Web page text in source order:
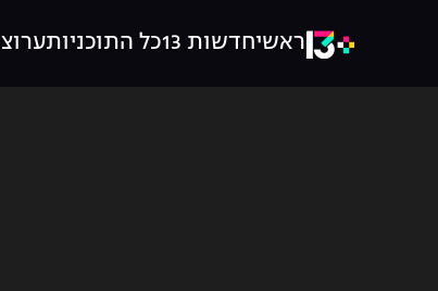
ראשיחדשות 13 כל התוכניות